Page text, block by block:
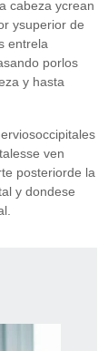
cabeza ycrean
ysuperior de
entrela
porlos
y hasta
ven
posteriorde la
y dondese